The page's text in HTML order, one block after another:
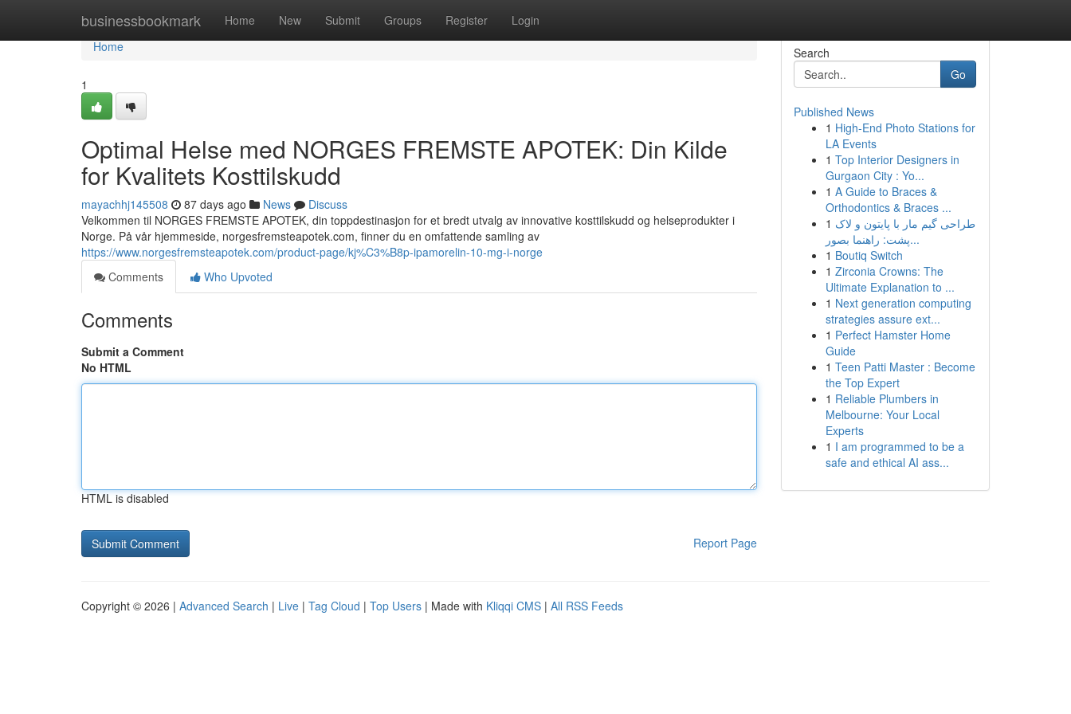
businessbookmark Home New Submit Groups Register Login
Home
Home
1
Optimal Helse med NORGES FREMSTE APOTEK: Din Kilde
for Kvalitets Kosttilskudd
mayachhj145508 87 days ago News
Discuss
Velkommen til NORGES FREMSTE APOTEK, din toppdestinasjon for et bredt utvalg av innovative kosttilskudd og helseprodukter i
Norge. På vår hjemmeside, norgesfremsteapotek.com, finner du en omfattende samling av
https://www.norgesfremsteapotek.com/product-page/kj%C3%B8p-ipamorelin-10-mg-i-norge
Comments
Who Upvoted
Comments
Submit a Comment
No HTML
HTML is disabled
Report Page
Search
Go
Published News
1 High-End Photo Stations for
LA Events
1 Top Interior Designers in
Gurgaon City : Yo...
1 A Guide to Braces &
Orthodontics & Braces ...
1 طراحی گیم مار با پایتون و لاک
پشت: راهنما بصور...
1 Boutiq Switch
1 Zirconia Crowns: The
Ultimate Explanation to ...
1 Next generation computing
strategies assure ext...
1 Perfect Hamster Home
Guide
1 Teen Patti Master : Become
the Top Expert
1 Reliable Plumbers in
Melbourne: Your Local
Experts
1 I am programmed to be a
safe and ethical AI ass...
Copyright © 2026 | Advanced Search | Live | Tag Cloud | Top Users | Made with Kliqqi CMS | All RSS Feeds